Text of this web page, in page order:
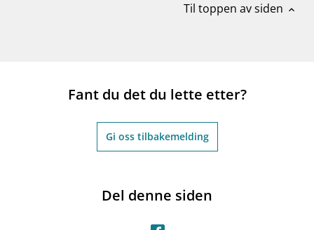
Til toppen av siden expand_less
Fant du det du lette etter?
Gi oss tilbakemelding
Del denne siden